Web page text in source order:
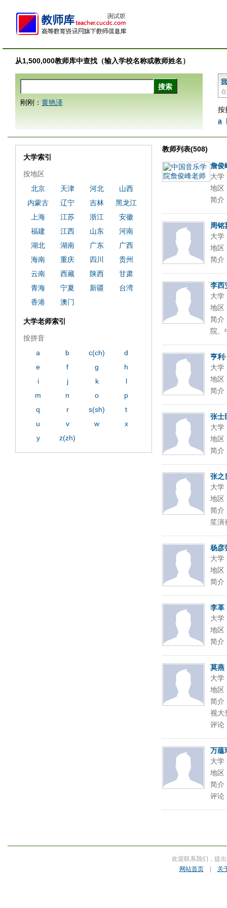
从1,500,000教师库中查找（输入学校名称或教师姓名）
按
a
刚刚： 黄艳泽
教师列表(508)
詹俊
大学
地区
简介
周铭
大学
地区
简介
李西
大学
地区
简介
院、
亨利
大学
地区
简介
张士
大学
地区
简介
张之
大学
地区
简介
笙演
杨彦
大学
地区
简介
李革
大学
地区
简介
莫燕
大学
地区
简介
视大
评论
万蕴
大学
地区
简介
评论
大学索引
按地区
北京
天津 河北
山西
内蒙古
辽宁 吉林
黑龙江
上海
江苏 浙江
安徽
福建
江西 山东
河南
湖北
湖南 广东
广西
海南
重庆 四川
贵州
云南
西藏 陕西
甘肃
青海
宁夏 新疆
台湾
香港
澳门
大学老师索引
按拼音
a
b c(ch)
d
e
f g
h
i
j k
l
m
n o
p
q
r s(sh)
t
u
v w
x
y
z(zh)
欢迎联系我们，提
网站首页| 关